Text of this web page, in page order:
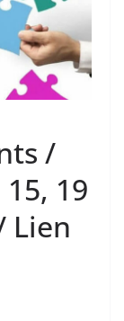
/
19
Lien